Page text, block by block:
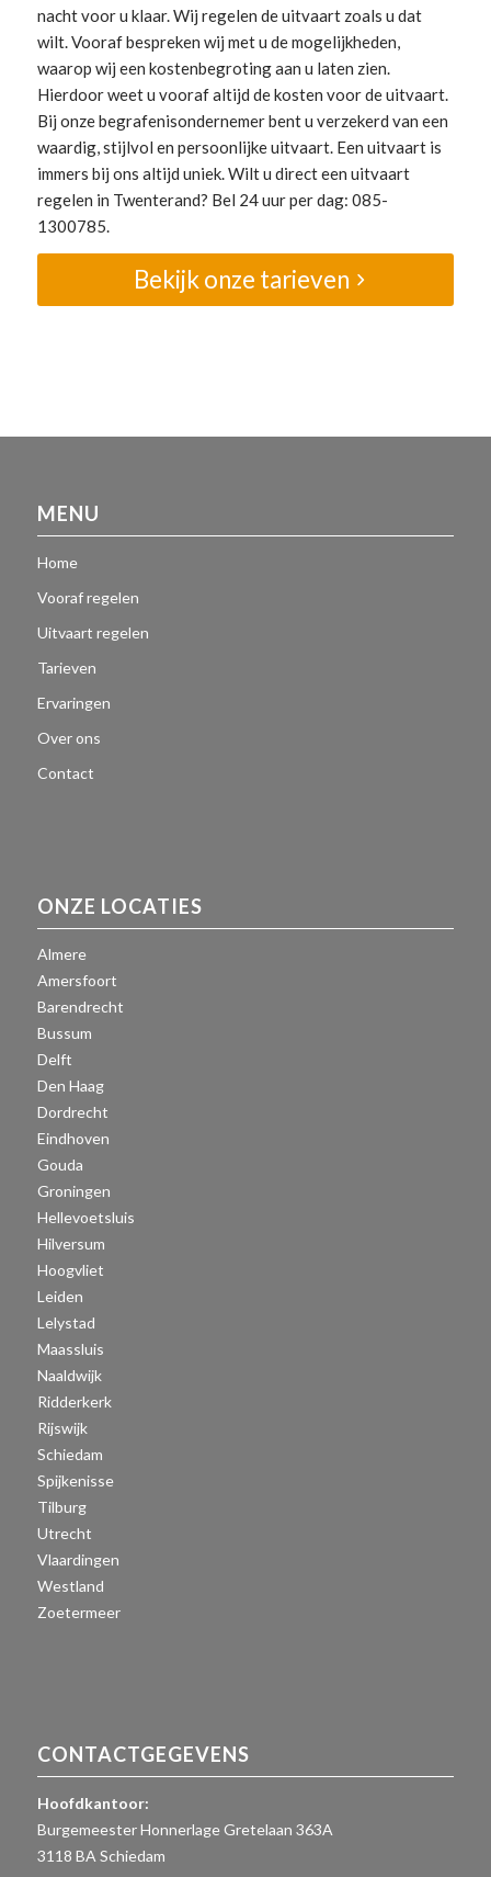
nacht voor u klaar. Wij regelen de uitvaart zoals u dat
wilt. Vooraf bespreken wij met u de mogelijkheden,
waarop wij een kostenbegroting aan u laten zien.
Hierdoor weet u vooraf altijd de kosten voor de uitvaart.
Bij onze begrafenisondernemer bent u verzekerd van een
waardig, stijlvol en persoonlijke uitvaart. Een uitvaart is
immers bij ons altijd uniek. Wilt u direct een uitvaart
regelen in Twenterand? Bel 24 uur per dag: 085-
1300785.
Bekijk onze tarieven
MENU
Home
Vooraf regelen
Uitvaart regelen
Tarieven
Ervaringen
Over ons
Contact
ONZE LOCATIES
Almere
Amersfoort
Barendrecht
Bussum
Delft
Den Haag
Dordrecht
Eindhoven
Gouda
Groningen
Hellevoetsluis
Hilversum
Hoogvliet
Leiden
Lelystad
Maassluis
Naaldwijk
Ridderkerk
Rijswijk
Schiedam
Spijkenisse
Tilburg
Utrecht
Vlaardingen
Westland
Zoetermeer
CONTACTGEGEVENS
Hoofdkantoor:
Burgemeester Honnerlage Gretelaan 363A
3118 BA Schiedam